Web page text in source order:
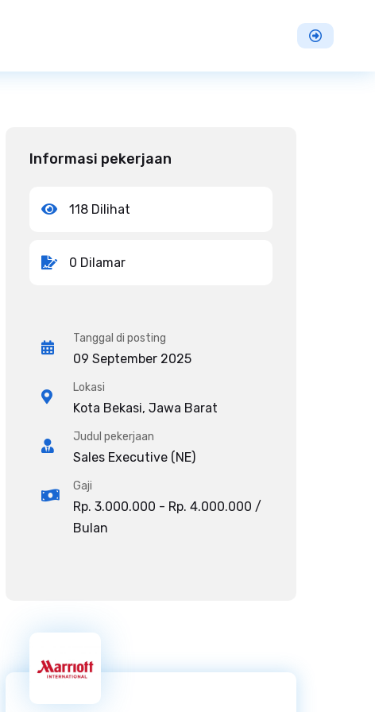
Informasi pekerjaan
118 Dilihat
0 Dilamar
Tanggal di posting
09 September 2025
Lokasi
Kota Bekasi, Jawa Barat
Judul pekerjaan
Sales Executive (NE)
Gaji
Rp. 3.000.000 - Rp. 4.000.000 /
Bulan